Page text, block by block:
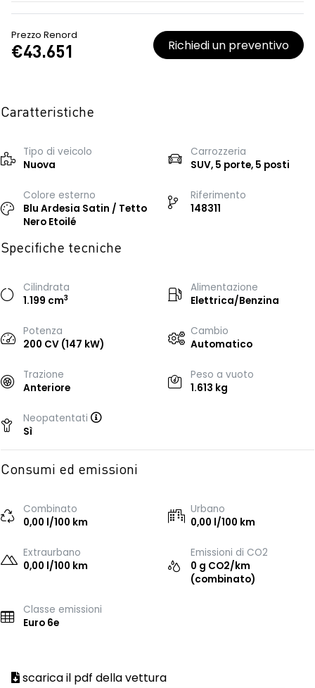
Prezzo Renord
€43.651 Richiedi un preventivo
Caratteristiche
Tipo di veicolo
Nuova
Carrozzeria
SUV, 5 porte, 5 posti
Colore esterno
Blu Ardesia Satin / Tetto
Nero Etoilé
Riferimento
148311
Specifiche tecniche
Cilindrata
1.199 cm3
Alimentazione
Elettrica/Benzina
Potenza
200 CV (147 kW)
Cambio
Automatico
Trazione
Anteriore
Peso a vuoto
1.613 kg
Neopatentati
Sì
Consumi ed emissioni
Combinato
0,00 l/100 km
Urbano
0,00 l/100 km
Extraurbano
0,00 l/100 km
Emissioni di CO2
0 g CO2/km
(combinato)
Classe emissioni
Euro 6e
scarica il pdf della vettura